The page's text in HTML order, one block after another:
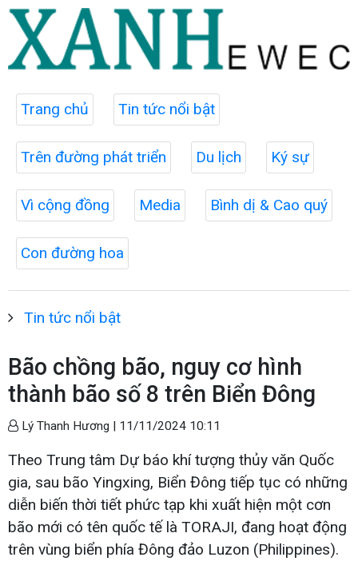
Trang chủ Tin tức nổi bật
Trên đường phát triển Du lịch Ký sự
Vì cộng đồng Media Bình dị & Cao quý
Con đường hoa
Tin tức nổi bật
Bão chồng bão, nguy cơ hình
thành bão số 8 trên Biển Đông
Lý Thanh Hương | 11/11/2024 10:11
Theo Trung tâm Dự báo khí tượng thủy văn Quốc
gia, sau bão Yingxing, Biển Đông tiếp tục có những
diễn biến thời tiết phức tạp khi xuất hiện một cơn
bão mới có tên quốc tế là TORAJI, đang hoạt động
trên vùng biển phía Đông đảo Luzon (Philippines).